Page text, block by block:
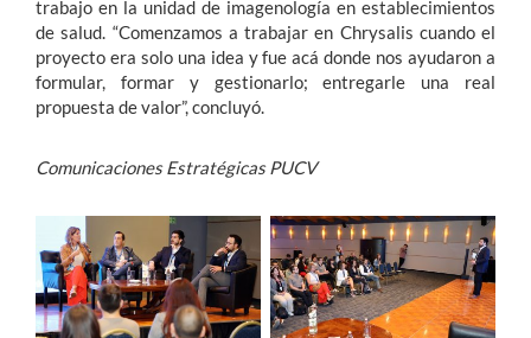
trabajo en la unidad de imagenología en establecimientos
de salud. “Comenzamos a trabajar en Chrysalis cuando el
proyecto era solo una idea y fue acá donde nos ayudaron a
formular, formar y gestionarlo; entregarle una real
propuesta de valor”, concluyó.
Comunicaciones Estratégicas PUCV